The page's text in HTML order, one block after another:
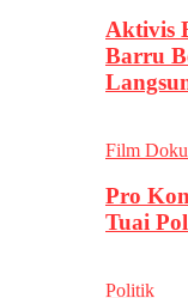
Aktivis
Barru
Film
Pro
Tuai
Politik